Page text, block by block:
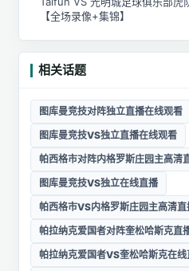
【全场录像+集锦】
相关话题
图库曼竞技对阵独立直播在线观看
图库曼竞技VS独立直播在线观看
帕西格市对阵内格罗斯庄园主高清
图库曼竞技VS独立在线直播
帕西格市VS内格罗斯庄园主高清直
帕拉纳克爱国者对阵奎松哈斯克直
帕拉纳克爱国者VS奎松哈斯克在线